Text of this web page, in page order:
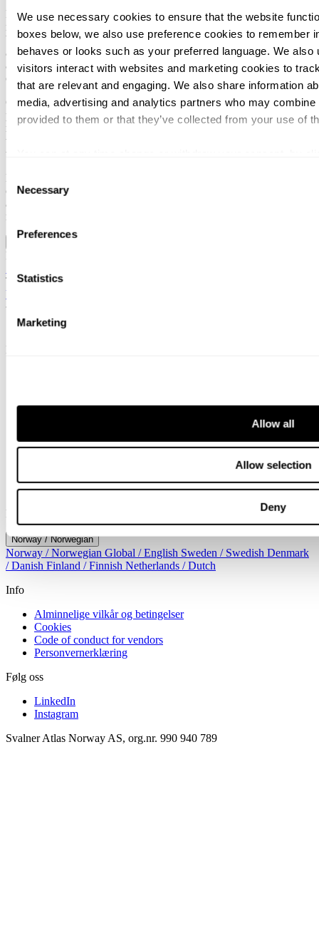
We use necessary cookies to ensure that the website
boxes below, we also use preference cookies to remember
behaves or looks such as your preferred language. We
visitors interact with websites and marketing cookies to
that are relevant and engaging. We also share information
media, advertising and analytics partners who may
provided to them or that they’ve collected from your use of
Consent
Selection
Necessary
Preferences
Statistics
Marketing
Allow all
Allow selection
Deny
Han bistår private equity-selskaper, konsern og gründere i både
nasjonale og grensekryssende transaksjoner, med solid erfaring fra
både kjøps- og salgsprosesser. Arbeidet hans omfatter typisk
analyser av resultatskvalitet (quality of earnings), vurdering av
arbeidskapital, transaksjonsstrukturering, verdivurderingsspørsmål
og rådgivning knyttet til aksjekjøpsavtaler (SPA).
Christian er kjent for å kombinere sterke analytiske evner med en
pragmatisk og kommersiell tilnærming. Med erfaring fra både
rådgivning og operative finansroller, er han opptatt av å levere
tydelig innsikt og praktiske anbefalinger i komplekse
transaksjonsmiljøer.
Han har en praktisk og samarbeidende arbeidsform i alle oppdrag,
og legger stor vekt på å bygge langsiktige kunderelasjoner. Christian
arbeider på tvers av en rekke bransjer, med hovedvekt på det norske
markedet.
Financial due diligence
Transaksjon og strategi
Verdivurdering
Svalner Atlas | Advisors
Meny
Arrangement
Søk
Location
Norway / Norwegian
Norway / Norwegian Global / English Sweden / Swedish Denmark
/ Danish Finland / Finnish Netherlands / Dutch
Info
Alminnelige vilkår og betingelser
Cookies
Code of conduct for vendors
Personvernerklæring
Følg oss
LinkedIn
Instagram
Svalner Atlas Norway AS, org.nr. 990 940 789